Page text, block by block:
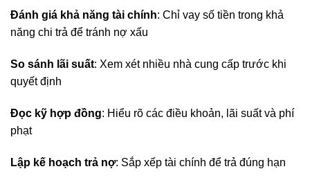
Đánh giá khả năng tài chính: Chỉ vay số tiền trong khả
năng chi trả để tránh nợ xấu
So sánh lãi suất: Xem xét nhiều nhà cung cấp trước khi
quyết định
Đọc kỹ hợp đồng: Hiểu rõ các điều khoản, lãi suất và phí
phạt
Lập kế hoạch trả nợ: Sắp xếp tài chính để trả đúng hạn